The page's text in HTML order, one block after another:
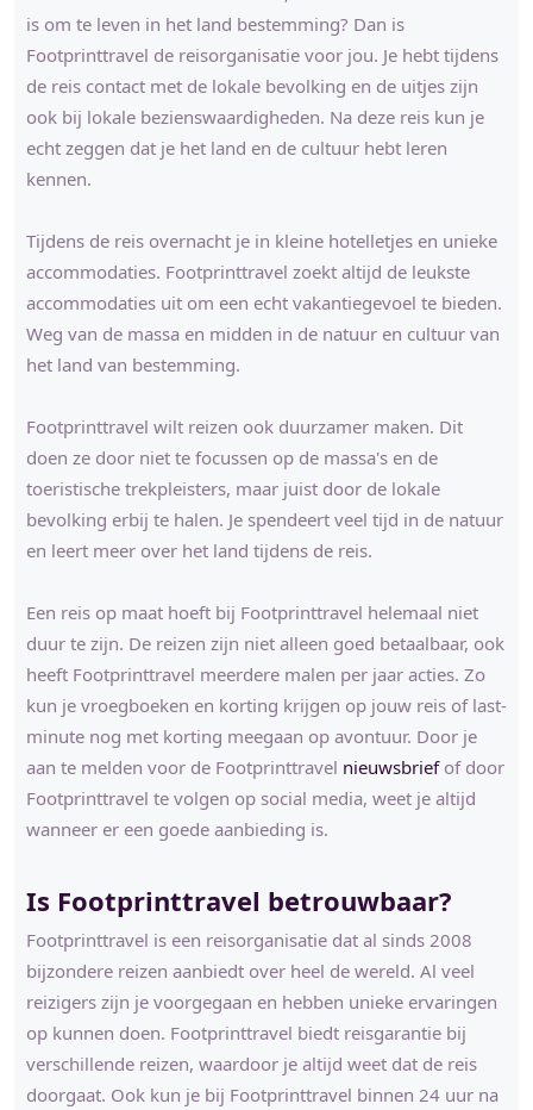
is om te leven in het land bestemming? Dan is
Footprinttravel de reisorganisatie voor jou. Je hebt tijdens
de reis contact met de lokale bevolking en de uitjes zijn
ook bij lokale bezienswaardigheden. Na deze reis kun je
echt zeggen dat je het land en de cultuur hebt leren
kennen.
Tijdens de reis overnacht je in kleine hotelletjes en unieke
accommodaties. Footprinttravel zoekt altijd de leukste
accommodaties uit om een echt vakantiegevoel te bieden.
Weg van de massa en midden in de natuur en cultuur van
het land van bestemming.
Footprinttravel wilt reizen ook duurzamer maken. Dit
doen ze door niet te focussen op de massa's en de
toeristische trekpleisters, maar juist door de lokale
bevolking erbij te halen. Je spendeert veel tijd in de natuur
en leert meer over het land tijdens de reis.
Een reis op maat hoeft bij Footprinttravel helemaal niet
duur te zijn. De reizen zijn niet alleen goed betaalbaar, ook
heeft Footprinttravel meerdere malen per jaar acties. Zo
kun je vroegboeken en korting krijgen op jouw reis of last-
minute nog met korting meegaan op avontuur. Door je
aan te melden voor de Footprinttravel nieuwsbriefof door
Footprinttravel te volgen op social media, weet je altijd
wanneer er een goede aanbieding is.
Is Footprinttravel betrouwbaar?
Footprinttravel is een reisorganisatie dat al sinds 2008
bijzondere reizen aanbiedt over heel de wereld. Al veel
reizigers zijn je voorgegaan en hebben unieke ervaringen
op kunnen doen. Footprinttravel biedt reisgarantie bij
verschillende reizen, waardoor je altijd weet dat de reis
doorgaat. Ook kun je bij Footprinttravel binnen 24 uur na